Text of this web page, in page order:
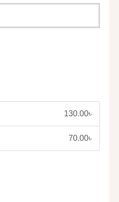
130.00৳
70.00৳